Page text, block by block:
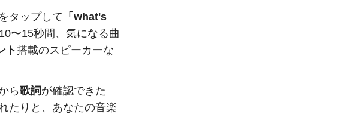
タップして 「what's
〜15秒間、気になる曲
ト搭載のスピーカーな
ら歌詞 が確認できた
たりと、あなたの音楽